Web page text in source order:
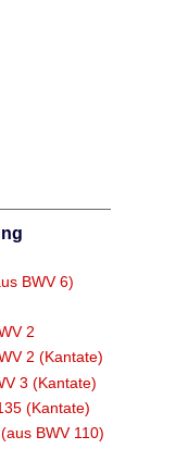
BWV 6)
2
2 (Kantate)
3 (Kantate)
(Kantate)
BWV 110)